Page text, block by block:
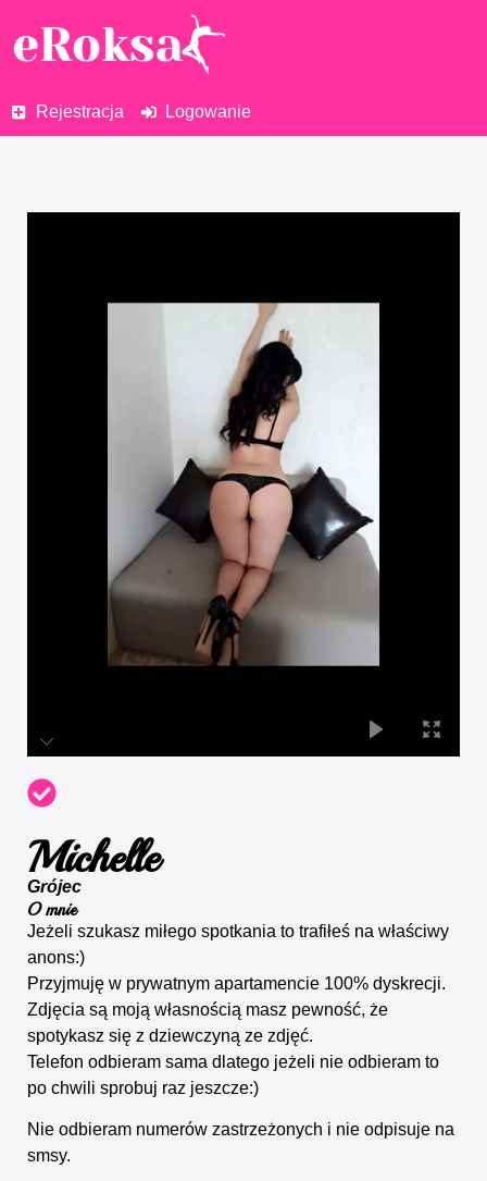
Rejestracja Logowanie
Michelle
Grójec
O mnie
Jeżeli szukasz miłego spotkania to trafiłeś na właściwy
anons:)
Przyjmuję w prywatnym apartamencie 100% dyskrecji.
Zdjęcia są moją własnością masz pewność, że
spotykasz się z dziewczyną ze zdjęć.
Telefon odbieram sama dlatego jeżeli nie odbieram to
po chwili sprobuj raz jeszcze:)
Nie odbieram numerów zastrzeżonych i nie odpisuje na
smsy.